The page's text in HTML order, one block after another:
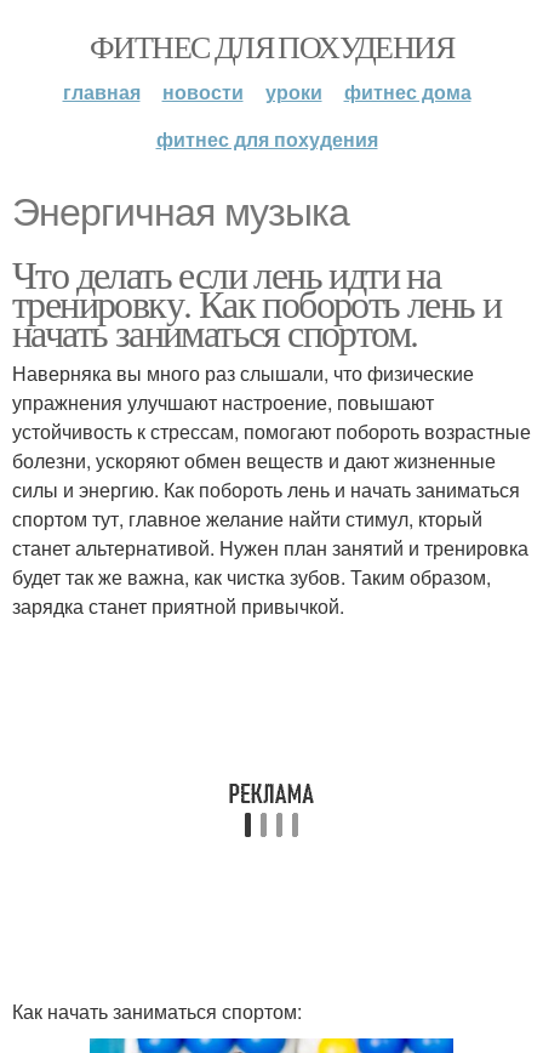
ФИТНЕС ДЛЯ ПОХУДЕНИЯ
главная новости уроки
фитнес дома
фитнес для похудения
Энергичная музыка
Что делать если лень идти на
тренировку. Как побороть лень и
начать заниматься спортом.
Наверняка вы много раз слышали, что физические
упражнения улучшают настроение, повышают
устойчивость к стрессам, помогают побороть возрастные
болезни, ускоряют обмен веществ и дают жизненные
силы и энергию. Как побороть лень и начать заниматься
спортом тут, главное желание найти стимул, кторый
станет альтернативой. Нужен план занятий и тренировка
будет так же важна, как чистка зубов. Таким образом,
зарядка станет приятной привычкой.
Как начать заниматься спортом: